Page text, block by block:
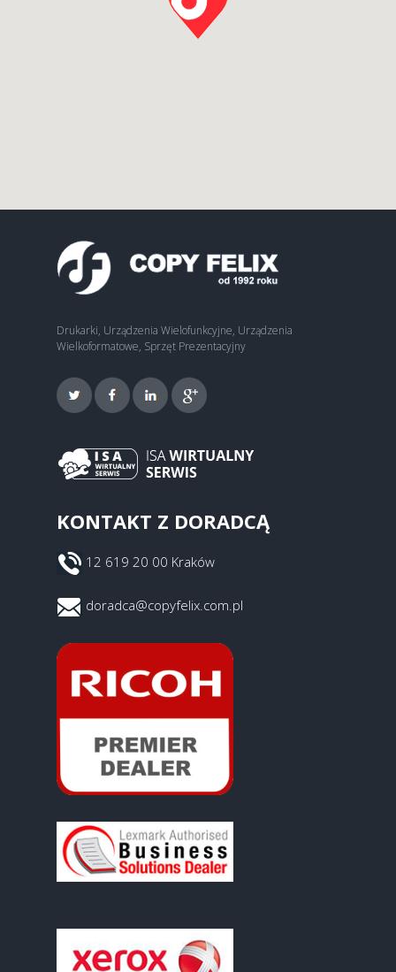
Drukarki, Urządzenia Wielofunkcyjne, Urządzenia
Wielkoformatowe, Sprzęt Prezentacyjny
KONTAKT Z DORADCĄ
12 619 20 00 Kraków
doradca@copyfelix.com.pl